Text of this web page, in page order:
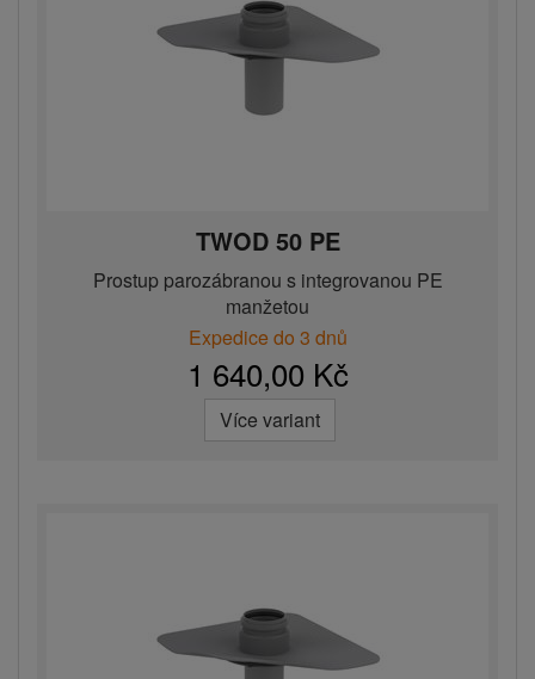
TWOD 50 PE
Prostup parozábranou s integrovanou PE
manžetou
Expedice do 3 dnů
1 640,00 Kč
Více variant